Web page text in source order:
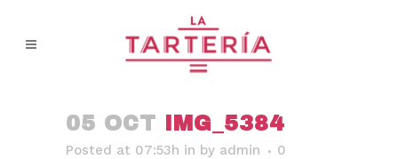
05 OCT IMG_5384
Posted at 07:53h in by admin
0